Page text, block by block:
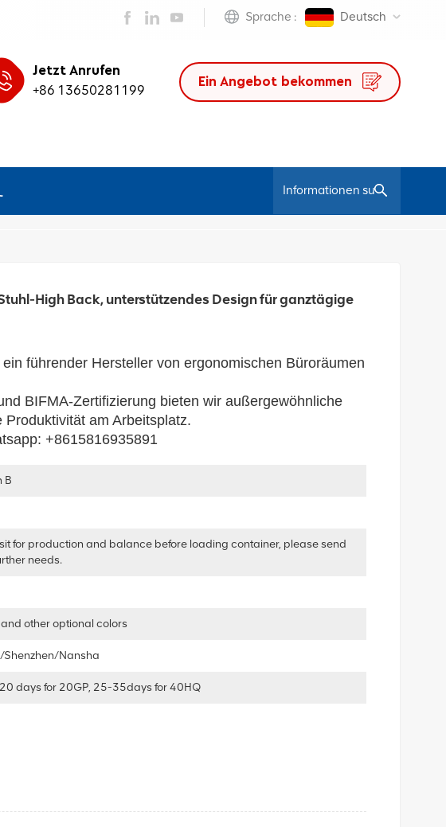
Sprache : Deutsch
Ein Angebot bekommen
Jetzt Anrufen
+86 13650281199
High Back, unterstützendes Design für ganztägige
führender Hersteller von ergonomischen Büroräumen
BIFMA-Zertifizierung bieten wir außergewöhnliche
am Arbeitsplatz.
+8615816935891
B
for production and balance before loading container, please send
needs.
other optional colors
Shenzhen/Nansha
days for 20GP, 25-35days for 40HQ